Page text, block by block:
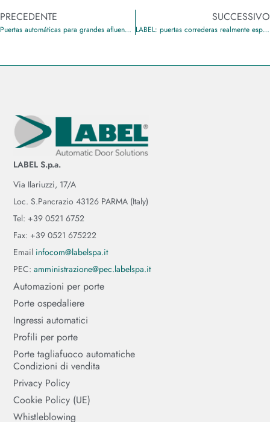
PRECEDENTE
Puertas automáticas para grandes afluencias
SUCCESSIVO
LABEL: puertas correderas realmente espectaculares
LABEL S.p.a.
Via Ilariuzzi, 17/A
Loc. S.Pancrazio 43126 PARMA (Italy)
Tel: +39 0521 6752
Fax: +39 0521 675222
Email infocom@labelspa.it
PEC:amministrazione@pec.labelspa.it
Automazioni per porte
Porte ospedaliere
Ingressi automatici
Profili per porte
Porte tagliafuoco automatiche
Condizioni di vendita
Privacy Policy
Cookie Policy (UE)
Whistleblowing